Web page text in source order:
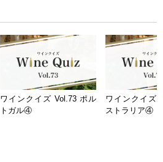
ワインクイズ Vol.73 ポル
トガル④
ワインクイズ
ストラリア④